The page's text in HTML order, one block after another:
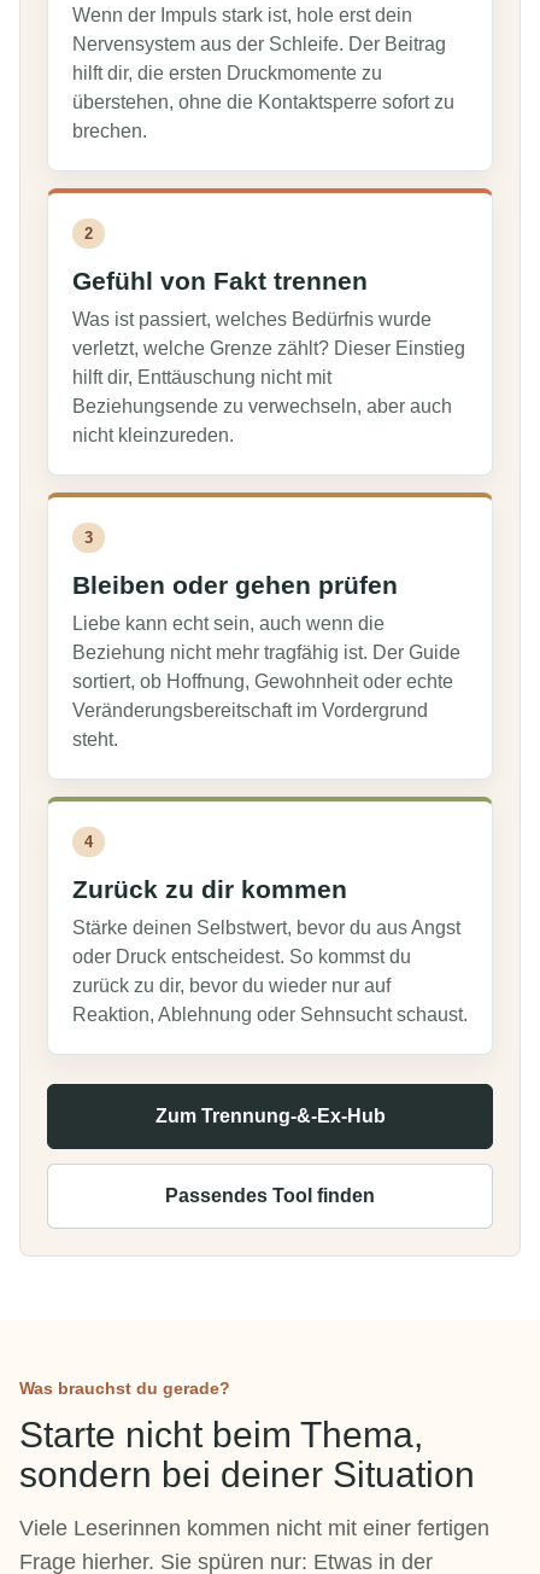
Wenn der Impuls stark ist, hole erst dein
Nervensystem aus der Schleife. Der Beitrag
hilft dir, die ersten Druckmomente zu
überstehen, ohne die Kontaktsperre sofort zu
brechen.
2
Gefühl von Fakt trennen
Was ist passiert, welches Bedürfnis wurde
verletzt, welche Grenze zählt? Dieser Einstieg
hilft dir, Enttäuschung nicht mit
Beziehungsende zu verwechseln, aber auch
nicht kleinzureden.
3
Bleiben oder gehen prüfen
Liebe kann echt sein, auch wenn die
Beziehung nicht mehr tragfähig ist. Der Guide
sortiert, ob Hoffnung, Gewohnheit oder echte
Veränderungsbereitschaft im Vordergrund
steht.
4
Zurück zu dir kommen
Stärke deinen Selbstwert, bevor du aus Angst
oder Druck entscheidest. So kommst du
zurück zu dir, bevor du wieder nur auf
Reaktion, Ablehnung oder Sehnsucht schaust.
Zum Trennung-&-Ex-Hub
Passendes Tool finden
Was brauchst du gerade?
Starte nicht beim Thema,
sondern bei deiner Situation
Viele Leserinnen kommen nicht mit einer fertigen
Frage hierher. Sie spüren nur: Etwas in der